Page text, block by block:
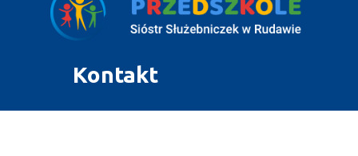
Kontakt